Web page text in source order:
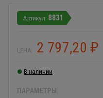
8831
ЦЕНА: 2 797,20 ₽
В наличии
ПАРАМЕТРЫ